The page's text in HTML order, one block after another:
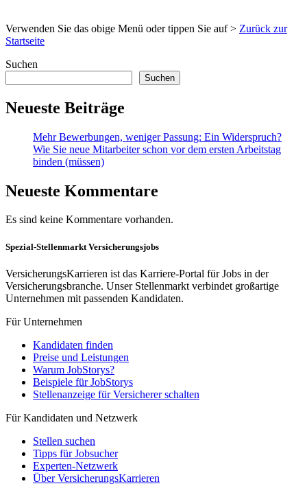
Verwenden Sie das obige Menü oder tippen Sie auf > Zurück zur
Startseite
Suchen
Suchen
Neueste Beiträge
Mehr Bewerbungen, weniger Passung: Ein Widerspruch?
Wie Sie neue Mitarbeiter schon vor dem ersten Arbeitstag
binden (müssen)
Neueste Kommentare
Es sind keine Kommentare vorhanden.
Spezial-Stellenmarkt Versicherungsjobs
VersicherungsKarrieren ist das Karriere-Portal für Jobs in der
Versicherungsbranche. Unser Stellenmarkt verbindet großartige
Unternehmen mit passenden Kandidaten.
Für Unternehmen
Kandidaten finden
Preise und Leistungen
Warum JobStorys?
Beispiele für JobStorys
Stellenanzeige für Versicherer schalten
Für Kandidaten und Netzwerk
Stellen suchen
Tipps für Jobsucher
Experten-Netzwerk
Über VersicherungsKarrieren